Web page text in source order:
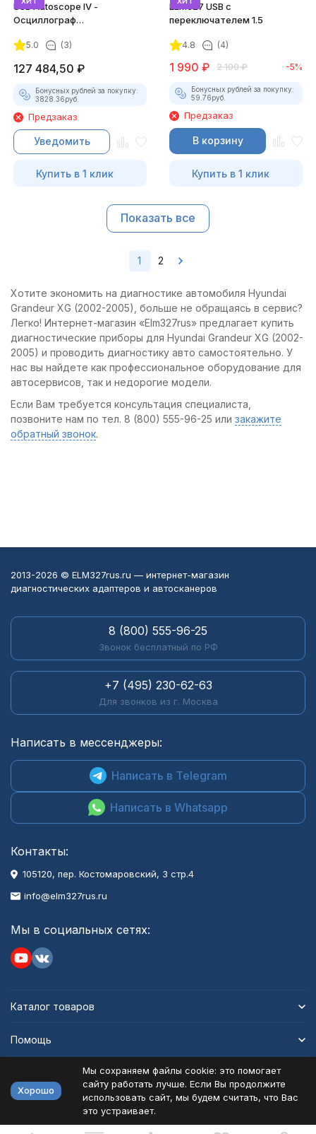
USB Autoscope IV -
Осциллограф
комплект)
5.0 (3)
127 484,50 ₽
Бонусных рублей за покупку:
3828.36руб.
Предзаказ
Уведомить
Купить в 1 клик
ELM327 USB с
переключателем 1.5
4.8 (4)
1 990 ₽ 2 100 ₽ -5%
Бонусных рублей за покупку:
59.76руб.
Предзаказ
В корзину
Купить в 1 клик
Показать все
1 2
Хотите экономить на диагностике автомобиля Hyundai
Grandeur XG (2002-2005), больше не обращаясь в сервис?
Легко! Интернет-магазин «Elm327rus» предлагает купить
диагностические приборы для Hyundai Grandeur XG (2002-
2005) и проводить диагностику авто самостоятельно. У
нас вы найдете как профессиональное оборудование для
автосервисов, так и недорогие модели.
Если Вам требуется консультация специалиста,
позвоните нам по тел. 8 (800) 555-96-25 или закажите
обратный звонок.
2013-2026 © ELM327rus.ru — интернет-магазин
диагностических адаптеров и автосканеров
8 (800) 555-96-25
Звонок бесплатный по РФ
+7 (495) 230-62-63
Для звонков из г. Москва
Написать в мессенджеры:
Написать в Telegram
Написать в Whatsapp
Контакты:
105120, пер. Костомаровский, 3 стр.4
info@elm327rus.ru
Мы в социальных сетях:
Каталог товаров
Помощь
Политика персональных данных
Хорошо
Мы сохраняем файлы cookie: это помогает
сайту работать лучше. Если Вы продолжите
использовать сайт, мы будем считать, что Вас
это устраивает.